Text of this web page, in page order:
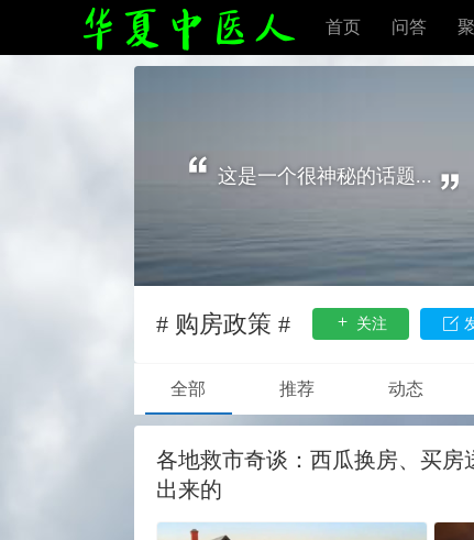
首页 问答
这是一个很神秘的话题...
# 购房政策 # 关注
全部 推荐 动态
各地救市奇谈：西瓜换房、买
出来的